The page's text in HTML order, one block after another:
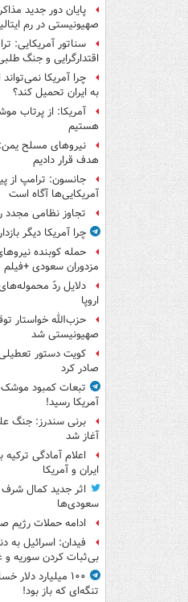
پایان دور جدید
صهیونیستی در رم
سناتور آمریکایی:
اقتدارگرایی و جنگ
چرا آمریکا
به ایران تحمیل کند؟
آمریکا: از پرتاب
هستیم
نیروهای مسلح
هدف قرار دادیم
جانسون: ترامپ از
آمریکایی‌ها آگاه است
تجاوز نظامی مجدد
چرا آمریکا دیگر
حمله کوبنده
مزدوران سعودی +فیلم
دلایل ردّ
اروپا
حزب‌الله خواستار
صهیونیستی شد
کویت دستور تعطیلی
صادر کرد
تبعات کمبود
آمریکا رسید!
برنی سندرز: جنگ
آغاز شد
اعلام آمادگی
ایران و آمریکا
اثر جدید کمال شرف
سعودی‌ها
ادامه حملات رژیم
فیدان: اسرائیل به
بی‌ثبات کردن سوریه
۱۰۰ میلیارد
تنگه‌ای که باز بود!